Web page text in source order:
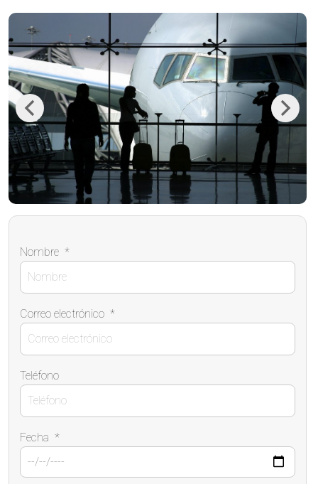
Previous Next
Nombre *
Correo electrónico *
Teléfono
Fecha *